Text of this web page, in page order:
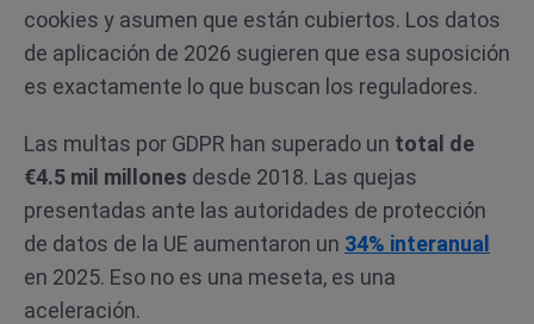
cookies y asumen que están cubiertos. Los datos
de aplicación de 2026 sugieren que esa suposición
es exactamente lo que buscan los reguladores.
Las multas por GDPR han superado un total de
€4.5 mil millones desde 2018. Las quejas
presentadas ante las autoridades de protección
de datos de la UE aumentaron un 34% interanual
en 2025. Eso no es una meseta, es una
aceleración.